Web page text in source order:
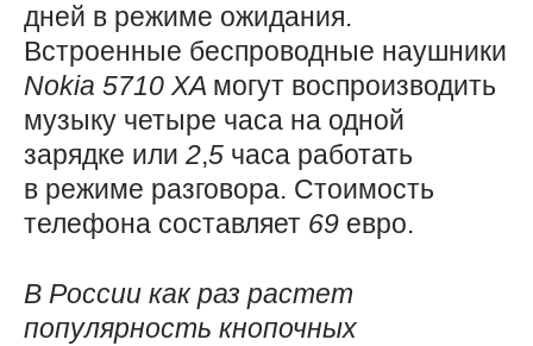
дней в режиме ожидания.
Встроенные беспроводные наушники
Nokia 5710 XA могут воспроизводить
музыку четыре часа на одной
зарядке или 2,5 часа работать
в режиме разговора. Стоимость
телефона составляет 69 евро.
В России как раз растет
популярность кнопочных